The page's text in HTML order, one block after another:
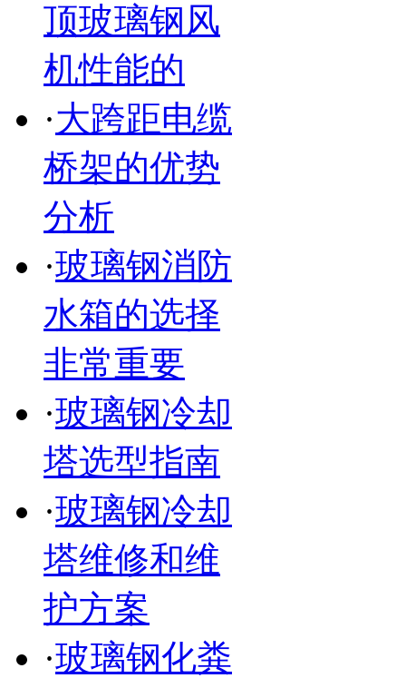
顶玻璃钢风
机性能的
·大跨距电缆
桥架的优势
分析
·玻璃钢消防
水箱的选择
非常重要
·玻璃钢冷却
塔选型指南
·玻璃钢冷却
塔维修和维
护方案
·玻璃钢化粪